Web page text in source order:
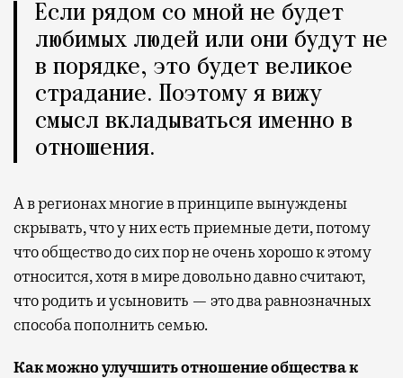
Если рядом со мной не будет
любимых людей или они будут не
в порядке, это будет великое
страдание. Поэтому я вижу
смысл вкладываться именно в
отношения.
А в регионах многие в принципе вынуждены
скрывать, что у них есть приемные дети, потому
что общество до сих пор не очень хорошо к этому
относится, хотя в мире довольно давно считают,
что родить и усыновить — это два равнозначных
способа пополнить семью.
Как можно улучшить отношение общества к